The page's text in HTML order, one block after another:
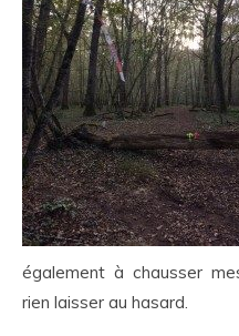
également à chausser
rien laisser au hasard.